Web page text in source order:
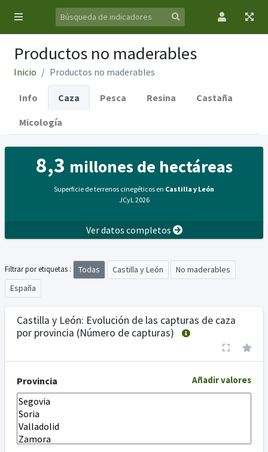
Productos no maderables
Inicio Productos no maderables
Info Caza Pesca Resina Castaña
Micología
8,3 millones de hectáreas
Superficie de terrenos cinegéticos en Castilla y León
JCyL 2026
Ver datos completos
Filtrar por etiquetas : Todas Castilla y León
No maderables
España
Castilla y León: Evolución de las capturas de caza
por provincia (Número de capturas)
Provincia Añadir valores